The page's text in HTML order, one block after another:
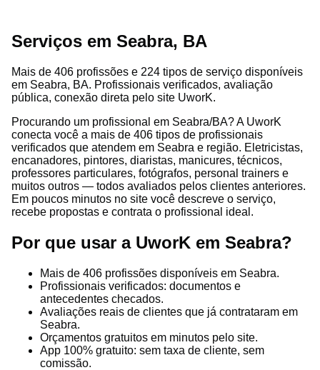
Serviços em Seabra, BA
Mais de 406 profissões e 224 tipos de serviço disponíveis
em Seabra, BA. Profissionais verificados, avaliação
pública, conexão direta pelo site UworK.
Procurando um profissional em Seabra/BA? A UworK
conecta você a mais de 406 tipos de profissionais
verificados que atendem em Seabra e região. Eletricistas,
encanadores, pintores, diaristas, manicures, técnicos,
professores particulares, fotógrafos, personal trainers e
muitos outros — todos avaliados pelos clientes anteriores.
Em poucos minutos no site você descreve o serviço,
recebe propostas e contrata o profissional ideal.
Por que usar a UworK em Seabra?
Mais de 406 profissões disponíveis em Seabra.
Profissionais verificados: documentos e
antecedentes checados.
Avaliações reais de clientes que já contrataram em
Seabra.
Orçamentos gratuitos em minutos pelo site.
App 100% gratuito: sem taxa de cliente, sem
comissão.